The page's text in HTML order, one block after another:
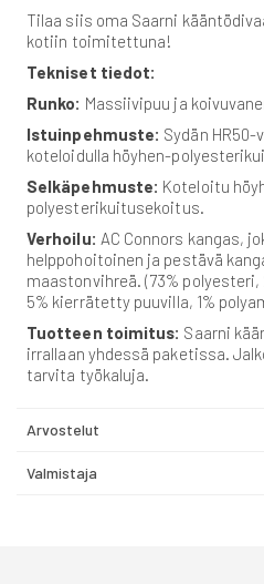
Tilaa siis oma Saarni
kotiin toimitettuna!
Tekniset tiedot:
Runko: Massiivipuu ja
Istuinpehmuste: Sydän
koteloidulla höyhen-
Selkäpehmuste: Koteloitu
polyesterikuitusekoitus.
Verhoilu: AC Connors kangas,
helppohoitoinen ja pestävä
maastonvihreä. (73%
5% kierrätetty puuvilla, 1%
Tuotteen toimitus: Saarni
irrallaan yhdessä paketissa.
tarvita työkaluja.
Arvostelut
Valmistaja